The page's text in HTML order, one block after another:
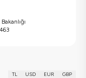
TL USD EUR GBP